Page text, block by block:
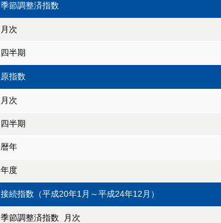
季節調整済指数
月次
四半期
原指数
月次
四半期
暦年
年度
接続指数（平成20年1月～平成24年12月）
季節調整済指数 月次